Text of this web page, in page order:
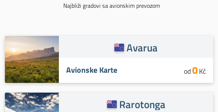
Najbliži gradovi sa avionskim prevozom
Avarua
Avionske Karte od0Kč
Rarotonga